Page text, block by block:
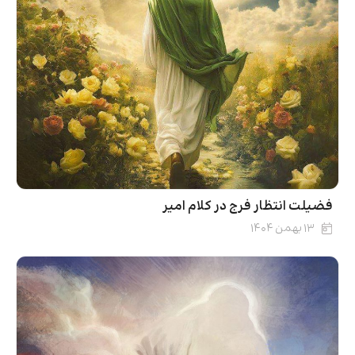
فضیلت انتظار فرج در کلام امیر
۱۳ بهمن ۱۴۰۴